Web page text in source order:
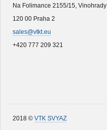
Na Folimance 2155/15, Vinohrady
120 00 Praha 2
sales@vtkt.eu
+420 777 209 321
2018 © VTK SVYAZ